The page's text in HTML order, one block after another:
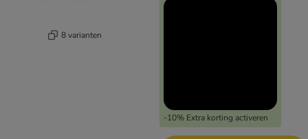
8 varianten
-10% Extra korting activeren